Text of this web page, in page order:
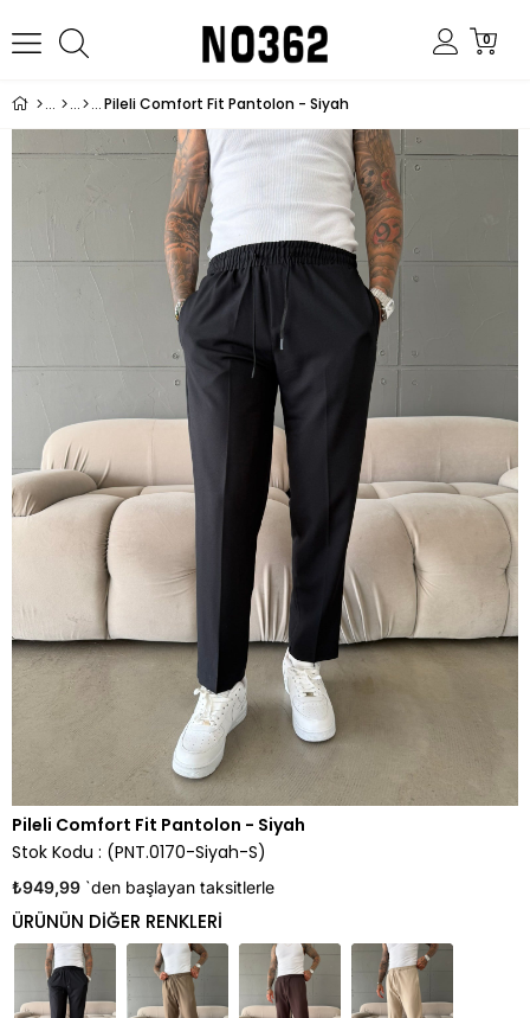
0
Pileli Comfort Fit Pantolon - Siyah
Pileli Comfort Fit Pantolon - Siyah
Stok Kodu
(PNT.0170-Siyah-S)
₺949,99 `den başlayan taksitlerle